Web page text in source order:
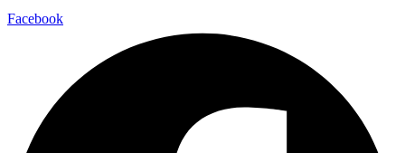
Facebook